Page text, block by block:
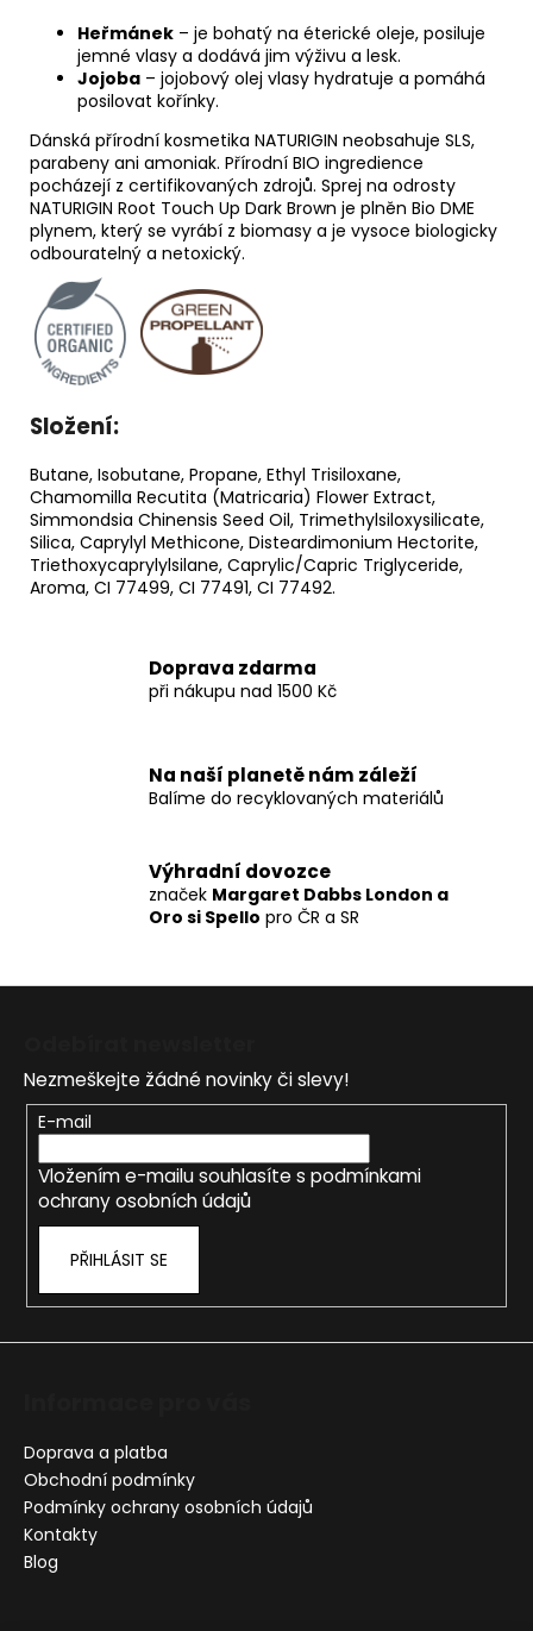
Heřmánek – je bohatý na éterické oleje, posiluje
jemné vlasy a dodává jim výživu a lesk.
Jojoba – jojobový olej vlasy hydratuje a pomáhá
posilovat kořínky.
Dánská přírodní kosmetika NATURIGIN neobsahuje SLS,
parabeny ani amoniak. Přírodní BIO ingredience
pocházejí z certifikovaných zdrojů. Sprej na odrosty
NATURIGIN Root Touch Up Dark Brown je plněn Bio DME
plynem, který se vyrábí z biomasy a je vysoce biologicky
odbouratelný a netoxický.
Složení:
Butane, Isobutane, Propane, Ethyl Trisiloxane,
Chamomilla Recutita (Matricaria) Flower Extract,
Simmondsia Chinensis Seed Oil, Trimethylsiloxysilicate,
Silica, Caprylyl Methicone, Disteardimonium Hectorite,
Triethoxycaprylylsilane, Caprylic/Capric Triglyceride,
Aroma, CI 77499, CI 77491, CI 77492.
Doprava zdarma
při nákupu nad 1500 Kč
Na naší planetě nám záleží
Balíme do recyklovaných materiálů
Výhradní dovozce
značek Margaret Dabbs London a
Oro si Spello pro ČR a SR
Z
Nezmeškejte žádné novinky či slevy!
E-mail
Vložením e-mailu souhlasíte s podmínkami
ochrany osobních údajů
PŘIHLÁSIT SE
Doprava a platba
Obchodní podmínky
Podmínky ochrany osobních údajů
Kontakty
Blog